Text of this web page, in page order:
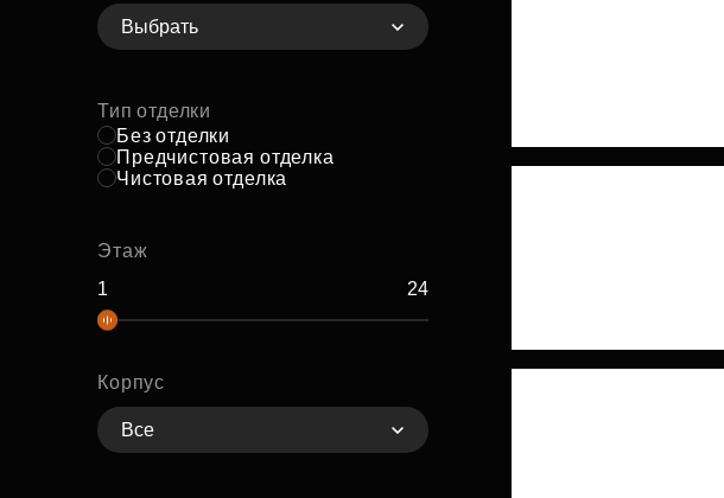
Выбрать
Тип отделки
Без отделки
Предчистовая отделка
Чистовая отделка
Этаж
Корпус
Все